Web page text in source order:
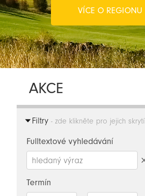
VÍCE O REGIONU
AKCE
Filtry- zde klikněte pro jejich skrytí
Fulltextové vyhledávání
Termín